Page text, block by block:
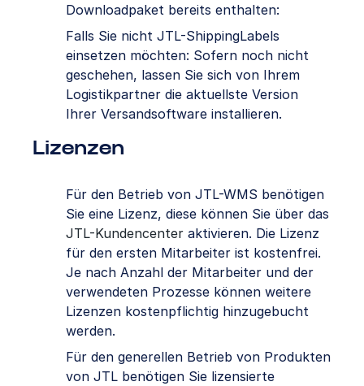
Downloadpaket bereits enthalten:
Falls Sie nicht JTL-ShippingLabels
einsetzen möchten: Sofern noch nicht
geschehen, lassen Sie sich von Ihrem
Logistikpartner die aktuellste Version
Ihrer Versandsoftware installieren.
Lizenzen
Für den Betrieb von JTL-WMS benötigen
Sie eine Lizenz, diese können Sie über das
JTL-Kundencenter aktivieren. Die Lizenz
für den ersten Mitarbeiter ist kostenfrei.
Je nach Anzahl der Mitarbeiter und der
verwendeten Prozesse können weitere
Lizenzen kostenpflichtig hinzugebucht
werden.
Für den generellen Betrieb von Produkten
von JTL benötigen Sie lizensierte